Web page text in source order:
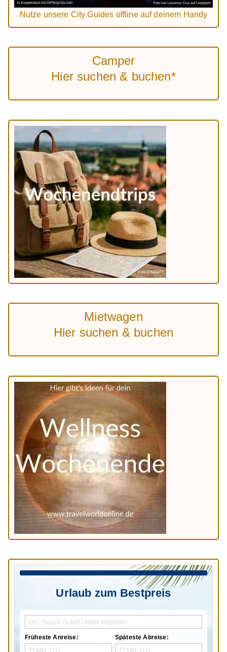
Nutze unsere City Guides offline auf deinem Handy
Camper
Hier suchen & buchen*
Mietwagen
Hier suchen & buchen
Urlaub zum Bestpreis
Früheste Anreise: Späteste Abreise: